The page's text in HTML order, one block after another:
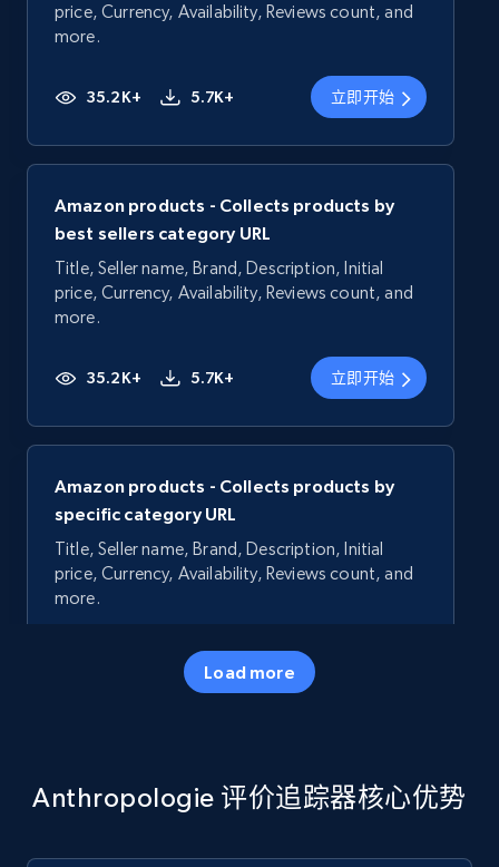
price, Currency, Availability, Reviews count, and
more.
35.2K+ 5.7K+ 立即开始
Amazon products - Collects products by
best sellers category URL
Title, Seller name, Brand, Description, Initial
price, Currency, Availability, Reviews count, and
more.
35.2K+ 5.7K+ 立即开始
Amazon products - Collects products by
specific category URL
Title, Seller name, Brand, Description, Initial
price, Currency, Availability, Reviews count, and
more.
5.7K+
specific keywords
price, Currency, Availability, Reviews count, and
Load more
Anthropologie 评价追踪器核心优势